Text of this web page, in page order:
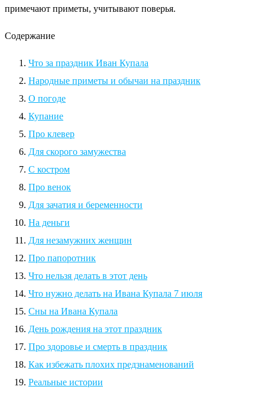
примечают приметы, учитывают поверья.
Содержание
Что за праздник Иван Купала
Народные приметы и обычаи на праздник
О погоде
Купание
Про клевер
Для скорого замужества
С костром
Про венок
Для зачатия и беременности
На деньги
Для незамужних женщин
Про папоротник
Что нельзя делать в этот день
Что нужно делать на Ивана Купала 7 июля
Сны на Ивана Купала
День рождения на этот праздник
Про здоровье и смерть в праздник
Как избежать плохих предзнаменований
Реальные истории